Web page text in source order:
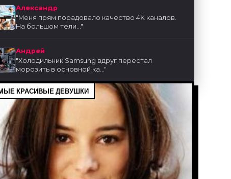
Александр
"Меня прям порадовало качество 4K каналов.
На большом тели..."
Андрей
"Холодильник Samsung вдруг перестал
морозить в основной ка..."
КРАСИВЫЕ ДЕВУШКИ